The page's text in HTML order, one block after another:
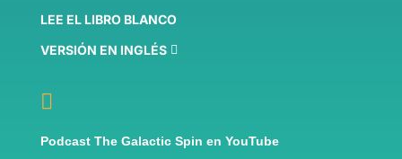
LEE EL LIBRO BLANCO
VERSIÓN EN INGLÉS

Podcast The Galactic Spin en YouTube